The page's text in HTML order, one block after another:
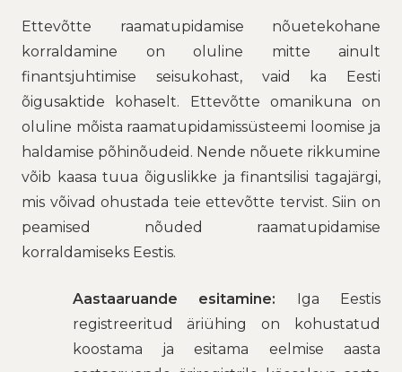
Ettevõtte raamatupidamise nõuetekohane
korraldamine on oluline mitte ainult
finantsjuhtimise seisukohast, vaid ka Eesti
õigusaktide kohaselt. Ettevõtte omanikuna on
oluline mõista raamatupidamissüsteemi loomise ja
haldamise põhinõudeid. Nende nõuete rikkumine
võib kaasa tuua õiguslikke ja finantsilisi tagajärgi,
mis võivad ohustada teie ettevõtte tervist. Siin on
peamised nõuded raamatupidamise
korraldamiseks Eestis.
Aastaaruande esitamine: Iga Eestis
registreeritud äriühing on kohustatud
koostama ja esitama eelmise aasta